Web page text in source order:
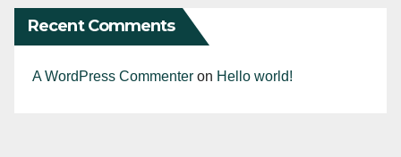
Recent Comments
A WordPress Commenter on Hello world!